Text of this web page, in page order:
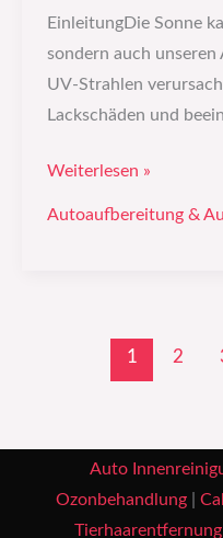
EinleitungDie Sonne
sondern auch
UV-Strahlen
Lackschäden und
Weiterlesen »
Autoaufbereitung &
1 2
Auto
Ozonbehandlung|
Tierhaarentfernung